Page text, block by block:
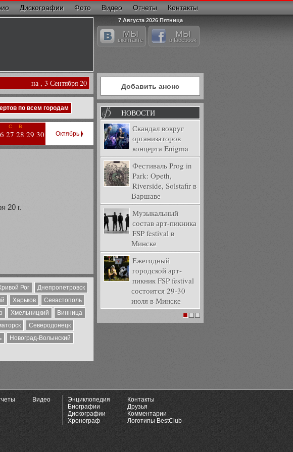
Дискографии Фото Видео Отчеты Контакты
7 Августа 2026 Пятница
МЫ
вконтакте
МЫ
в facebook
на , 3 Сентября 20
по всем городам
С
27
В
28 29 30 Октябрь
20 г.
Рог
Днепропетровск
Харьков
Севастополь
Хмельницкий
Винница
Северодонецк
Новоград-Волынский
Добавить анонс
НОВОСТИ
Скандал вокруг
организаторов
концерта Enigma
Фестиваль Prog in
Park: Opeth,
Riverside, Solstafir в
Варшаве
Музыкальный
состав арт-пикника
FSP festival в
Минске
Ежегодный
городской арт-
пикник FSP festival
состоится 29-30
июля в Минске
Видео
Энциклопедия
Биографии
Дискографии
Хронограф
Контакты
Друзья
Комментарии
Логотипы BestClub